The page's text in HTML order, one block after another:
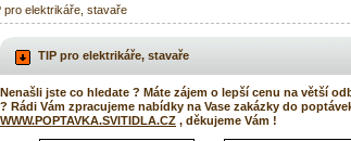
pro elektrikáře, stavaře
TIP pro elektrikáře, stavaře
Nenašli jste co hledate ? Máte zájem o lepší cenu na větší
? Rádi Vám zpracujeme nabídky na Vase zakázky do
WWW.POPTAVKA.SVITIDLA.CZ , děkujeme Vám !